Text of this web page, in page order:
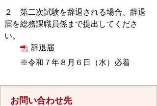
２ 第二次試験を辞退される場合、辞退
届を総務課職員係まで提出してくださ
い。
辞退届
※令和７年８月６日（水）必着
お問い合わせ先